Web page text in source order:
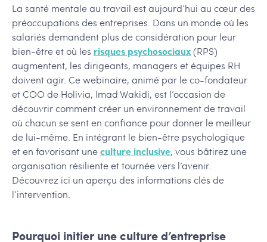
La santé mentale au travail est aujourd’hui au cœur des
préoccupations des entreprises. Dans un monde où les
salariés demandent plus de considération pour leur
bien-être et où les risques psychosociaux (RPS)
augmentent, les dirigeants, managers et équipes RH
doivent agir. Ce webinaire, animé par le co-fondateur
et COO de Holivia, Imad Wakidi, est l’occasion de
découvrir comment créer un environnement de travail
où chacun se sent en confiance pour donner le meilleur
de lui-même. En intégrant le bien-être psychologique
et en favorisant uneculture inclusive, vous bâtirez une
organisation résiliente et tournée vers l’avenir.
Découvrez ici un aperçu des informations clés de
l’intervention.
Pourquoi initier une culture d’entreprise